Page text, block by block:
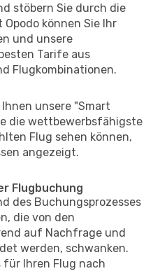
stöbern Sie durch die
können Sie Ihr
und unsere
Tarife aus
Flugkombinationen.
unsere "Smart
die wettbewerbsfähigste
Flug sehen können,
angezeigt.
Flugbuchung
des Buchungsprozesses
die von den
auf Nachfrage und
werden, schwanken.
für Ihren Flug nach